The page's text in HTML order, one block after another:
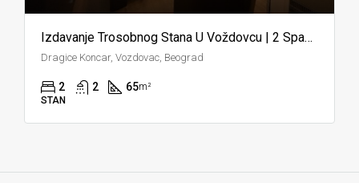
Izdavanje Trosobnog Stana U Voždovcu | 2 Spavaće Sobe | Blizu TC Stadion, Lidl I Maxi
Dragice Koncar, Vozdovac, Beograd
2 2 65m²
STAN